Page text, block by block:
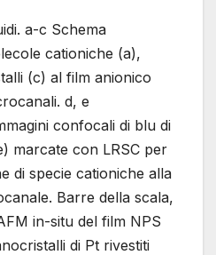
a-c Schema
cationiche (a),
(c) al film anionico
d, e
confocali di blu di
marcate con LRSC per
di specie cationiche alla
Barre della scala,
in-situ del film NPS
di Pt rivestiti